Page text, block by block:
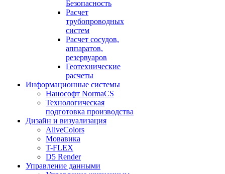
Безопасность
Расчет
трубопроводных
систем
Расчет сосудов,
аппаратов,
резервуаров
Геотехнические
расчеты
Информационные системы
Нанософт NormaCS
Технологическая
подготовка производства
Дизайн и визуализация
AliveColors
Мовавика
T-FLEX
D5 Render
Управление данными